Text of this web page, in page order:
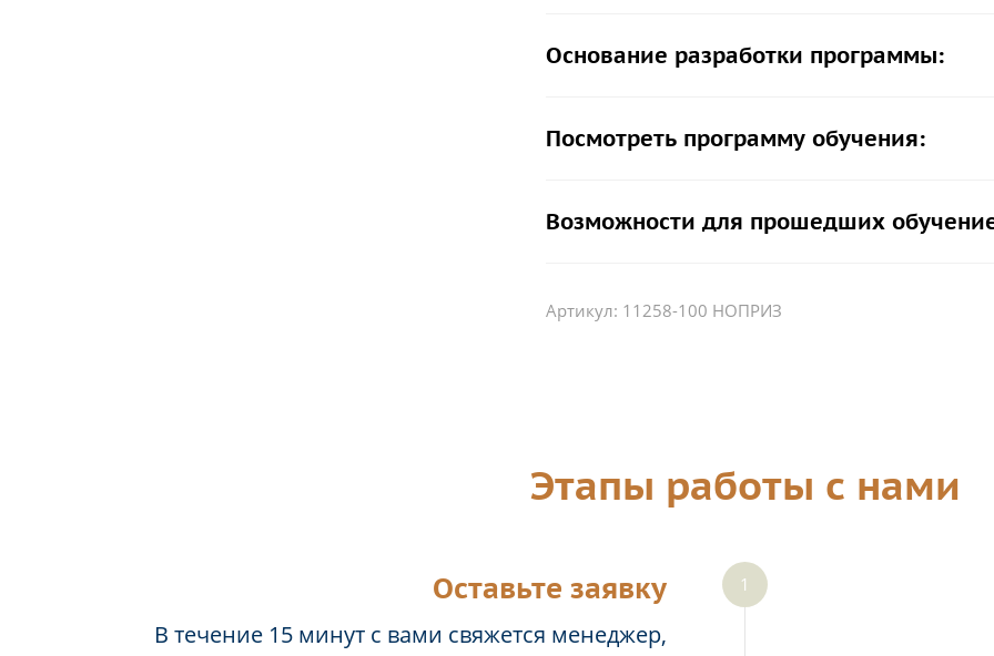
Основание разработки программы:
Посмотреть программу обучения:
Возможности для прошедших
Артикул: 11258-100 НОПРИЗ
Этапы работы с нами
Оставьте заявку
В течение 15 минут с вами свяжется менеджер,